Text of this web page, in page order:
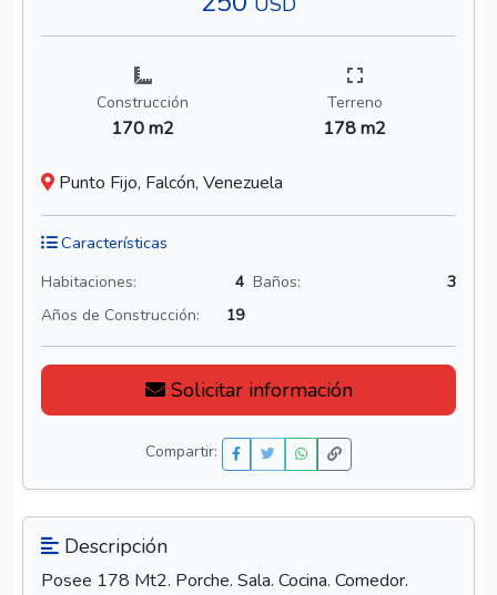
Construcción
170 m2
Terreno
178 m2
Punto Fijo, Falcón, Venezuela
Características
Habitaciones: 4 Baños:
3
Años de Construcción:
19
Solicitar información
Compartir:
Descripción
Posee 178 Mt2. Porche. Sala. Cocina. Comedor.